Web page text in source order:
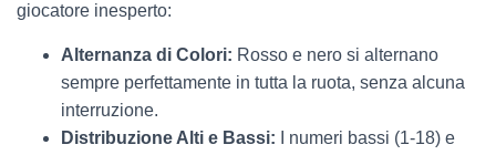
giocatore inesperto:
Alternanza di Colori: Rosso e nero si alternano
sempre perfettamente in tutta la ruota, senza alcuna
interruzione.
Distribuzione Alti e Bassi: I numeri bassi (1-18) e